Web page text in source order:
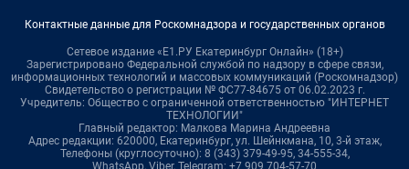
Контактные данные для Роскомнадзора и государственных органов
Сетевое издание «Е1.РУ Екатеринбург Онлайн» (18+)
Зарегистрировано Федеральной службой по надзору в сфере связи,
информационных технологий и массовых коммуникаций (Роскомнадзор)
Свидетельство о регистрации № ФС77-84675 от 06.02.2023 г.
Учредитель: Общество с ограниченной ответственностью "ИНТЕРНЕТ
ТЕХНОЛОГИИ"
Главный редактор: Малкова Марина Андреевна
Адрес редакции: 620000, Екатеринбург, ул. Шейнкмана, 10, 3-й этаж,
Телефоны (круглосуточно): 8 (343) 379-49-95, 34-555-34,